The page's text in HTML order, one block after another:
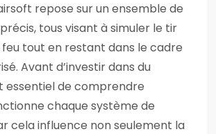
repose sur un ensemble de
tous visant à simuler le tir
feu tout en restant dans le cadre
Avant d’investir dans du
essentiel de comprendre
chaque système de
cela influence non seulement la